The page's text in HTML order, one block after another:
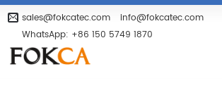
sales@fokcatec.com
info@fokcatec.com
WhatsApp: +86 150 5749 1870